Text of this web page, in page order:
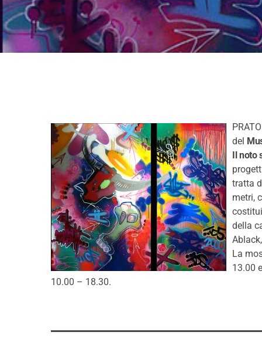
del
Il
tratta
metri,
della
La
13.00
10.00 – 18.30.